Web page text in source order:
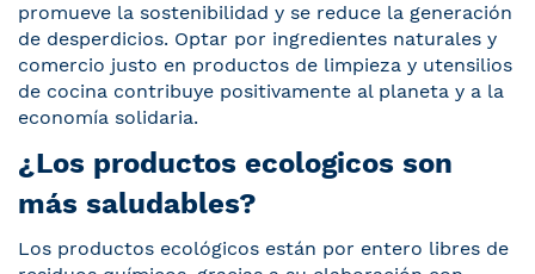
promueve la sostenibilidad y se reduce la generación
de desperdicios. Optar por ingredientes naturales y
comercio justo en productos de limpieza y utensilios
de cocina contribuye positivamente al planeta y a la
economía solidaria.
¿Los productos ecologicos son
más saludables?
Los productos ecológicos están por entero libres de